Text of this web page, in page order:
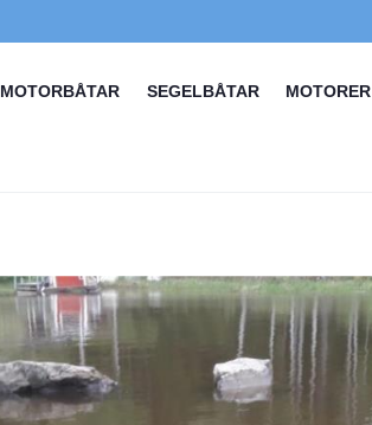
MOTORBÅTAR SEGELBÅTAR MOTORER